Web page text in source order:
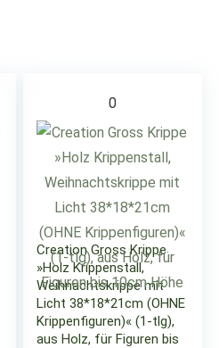
0
Creation Gross Krippe
»Holz Krippenstall,
Weihnachtskrippe mit
Licht 38*18*21cm (OHNE
Krippenfiguren)« (1-tlg),
aus Holz, für Figuren bis